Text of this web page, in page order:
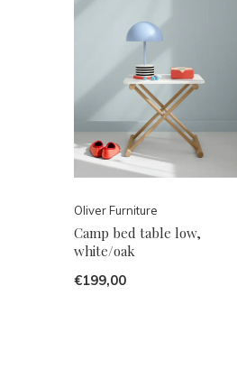
Oliver Furniture
Camp bed table low,
white/oak
€199,00